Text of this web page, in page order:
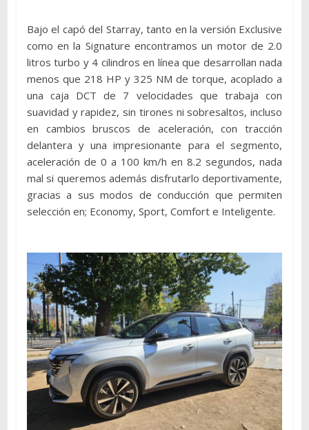
Bajo el capó del Starray, tanto en la versión Exclusive
como en la Signature encontramos un motor de 2.0
litros turbo y 4 cilindros en línea que desarrollan nada
menos que 218 HP y 325 NM de torque, acoplado a
una caja DCT de 7 velocidades que trabaja con
suavidad y rapidez, sin tirones ni sobresaltos, incluso
en cambios bruscos de aceleración, con tracción
delantera y una impresionante para el segmento,
aceleración de 0 a 100 km/h en 8.2 segundos, nada
mal si queremos además disfrutarlo deportivamente,
gracias a sus modos de conducción que permiten
selección en; Economy, Sport, Comfort e Inteligente.